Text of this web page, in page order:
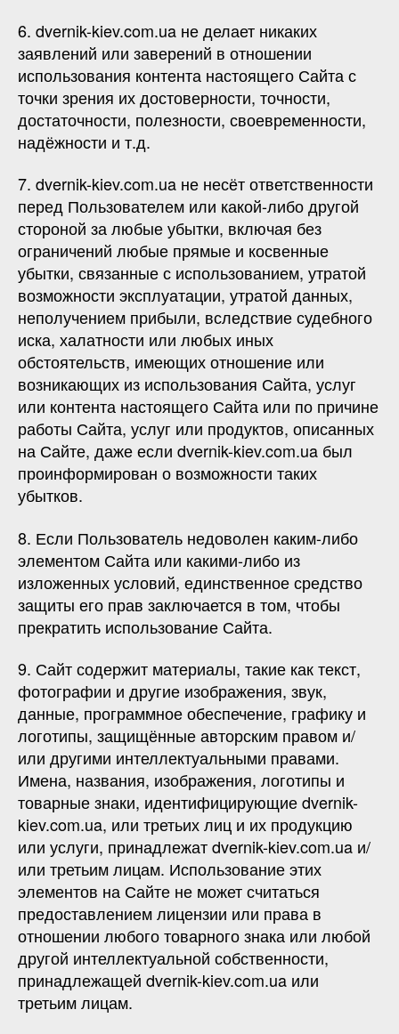
6. dvernik-kiev.com.ua не делает никаких
заявлений или заверений в отношении
использования контента настоящего Сайта с
точки зрения их достоверности, точности,
достаточности, полезности, своевременности,
надёжности и т.д.
7. dvernik-kiev.com.ua не несёт ответственности
перед Пользователем или какой-либо другой
стороной за любые убытки, включая без
ограничений любые прямые и косвенные
убытки, связанные с использованием, утратой
возможности эксплуатации, утратой данных,
неполучением прибыли, вследствие судебного
иска, халатности или любых иных
обстоятельств, имеющих отношение или
возникающих из использования Сайта, услуг
или контента настоящего Сайта или по причине
работы Сайта, услуг или продуктов, описанных
на Сайте, даже если dvernik-kiev.com.ua был
проинформирован о возможности таких
убытков.
8. Если Пользователь недоволен каким-либо
элементом Сайта или какими-либо из
изложенных условий, единственное средство
защиты его прав заключается в том, чтобы
прекратить использование Сайта.
9. Сайт содержит материалы, такие как текст,
фотографии и другие изображения, звук,
данные, программное обеспечение, графику и
логотипы, защищённые авторским правом и/
или другими интеллектуальными правами.
Имена, названия, изображения, логотипы и
товарные знаки, идентифицирующие dvernik-
kiev.com.ua, или третьих лиц и их продукцию
или услуги, принадлежат dvernik-kiev.com.ua и/
или третьим лицам. Использование этих
элементов на Сайте не может считаться
предоставлением лицензии или права в
отношении любого товарного знака или любой
другой интеллектуальной собственности,
принадлежащей dvernik-kiev.com.ua или
третьим лицам.